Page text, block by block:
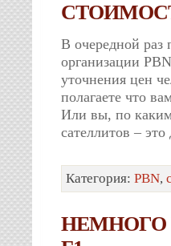
В очередной раз
организации
уточнения цен
полагаете что
Или вы, по каким
сателлитов –
Категория: PBN,
НЕМНОГО